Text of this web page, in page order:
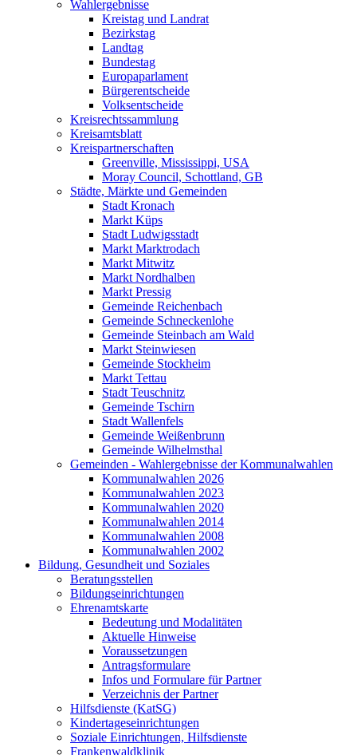
Wahlergebnisse
Kreistag und Landrat
Bezirkstag
Landtag
Bundestag
Europaparlament
Bürgerentscheide
Volksentscheide
Kreisrechtssammlung
Kreisamtsblatt
Kreispartnerschaften
Greenville, Mississippi, USA
Moray Council, Schottland, GB
Städte, Märkte und Gemeinden
Stadt Kronach
Markt Küps
Stadt Ludwigsstadt
Markt Marktrodach
Markt Mitwitz
Markt Nordhalben
Markt Pressig
Gemeinde Reichenbach
Gemeinde Schneckenlohe
Gemeinde Steinbach am Wald
Markt Steinwiesen
Gemeinde Stockheim
Markt Tettau
Stadt Teuschnitz
Gemeinde Tschirn
Stadt Wallenfels
Gemeinde Weißenbrunn
Gemeinde Wilhelmsthal
Gemeinden - Wahlergebnisse der Kommunalwahlen
Kommunalwahlen 2026
Kommunalwahlen 2023
Kommunalwahlen 2020
Kommunalwahlen 2014
Kommunalwahlen 2008
Kommunalwahlen 2002
Bildung, Gesundheit und Soziales
Beratungsstellen
Bildungseinrichtungen
Ehrenamtskarte
Bedeutung und Modalitäten
Aktuelle Hinweise
Voraussetzungen
Antragsformulare
Infos und Formulare für Partner
Verzeichnis der Partner
Hilfsdienste (KatSG)
Kindertageseinrichtungen
Soziale Einrichtungen, Hilfsdienste
Frankenwaldklinik